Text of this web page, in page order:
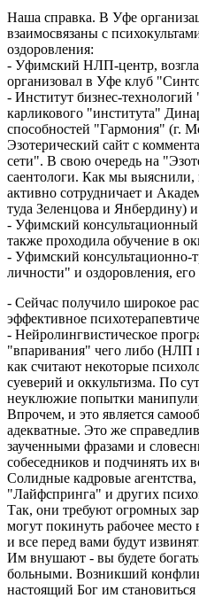
Наша справка. В Уфе
взаимосвязаны с
оздоровления:
- Уфимский НЛП-центр,
организовал в Уфе клуб
- Институт бизнес-
карликового "института"
способностей "Гармония" (г.
Эзотерический сайт с
сети". В свою очередь на
саентологи. Как мы
активно сотрудничает и
туда Зеленцова и Янбердину)
- Уфимский
также проходила обучение в
- Уфимский консультационно-
личности" и оздоровления,
- Сейчас получило широкое
эффективное
- Нейролингвистическое
"впаривания" чего либо (НЛП
как считают некоторые
суеверий и оккультизма. По
неуклюжие попытки
Впрочем, и это является
адекватные. Это же
заученными фразами и
собеседников и подчинять их
Солидные кадровые
"Лайфспринга" и других
Так, они требуют огромных
могут покинуть рабочее
и все перед вами будут
Им внушают - вы будете
больными. Возникший
настоящий Бог им